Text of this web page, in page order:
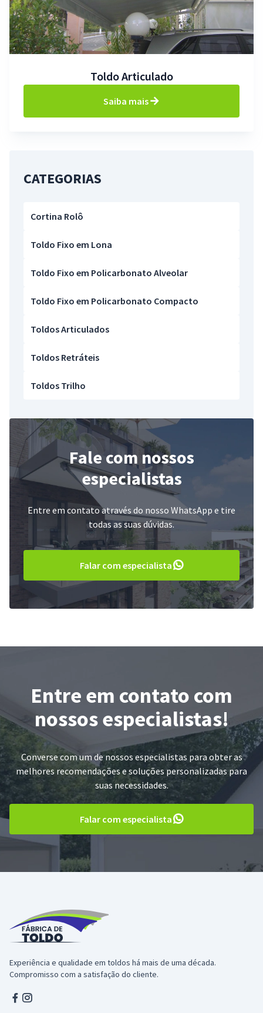
Toldo Articulado
Saiba mais
CATEGORIAS
Cortina Rolô
Toldo Fixo em Lona
Toldo Fixo em Policarbonato Alveolar
Toldo Fixo em Policarbonato Compacto
Toldos Articulados
Toldos Retráteis
Toldos Trilho
Fale com nossos
especialistas
Entre em contato através do nosso WhatsApp e tire
todas as suas dúvidas.
Falar com especialista
Entre em contato com
nossos especialistas!
Converse com um de nossos especialistas para obter as
melhores recomendações e soluções personalizadas para
suas necessidades.
Falar com especialista
Experiência e qualidade em toldos há mais de uma década.
Compromisso com a satisfação do cliente.
Facebook